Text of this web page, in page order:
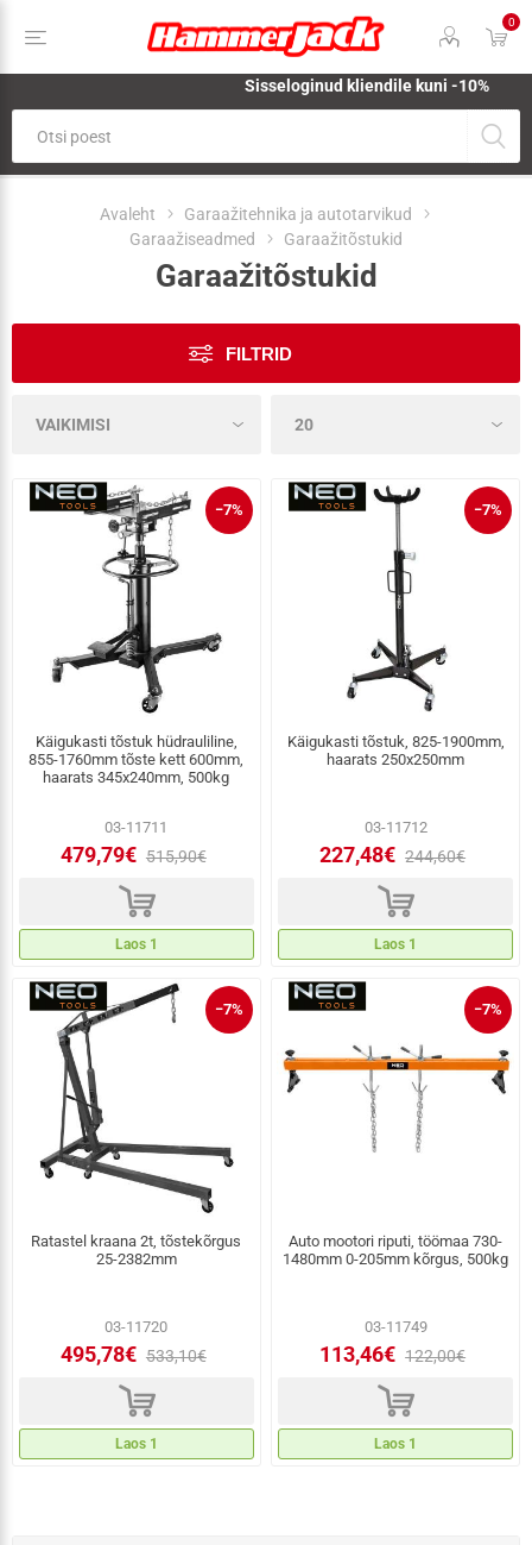
0
Sisseloginud kliendile kuni -10%
Avaleht
Garaažitehnika ja autotarvikud
Garaažiseadmed
Garaažitõstukid
Garaažitõstukid
FILTRID
−7%
Käigukasti tõstuk hüdrauliline,
855-1760mm tõste kett 600mm,
haarats 345x240mm, 500kg
03-11711
479,79€ 515,90€
d
Laos 1
−7%
Käigukasti tõstuk, 825-1900mm,
haarats 250x250mm
03-11712
227,48€ 244,60€
d
Laos 1
−7%
Ratastel kraana 2t, tõstekõrgus
25-2382mm
03-11720
495,78€ 533,10€
d
Laos 1
−7%
Auto mootori riputi, töömaa 730-
1480mm 0-205mm kõrgus, 500kg
03-11749
113,46€ 122,00€
d
Laos 1